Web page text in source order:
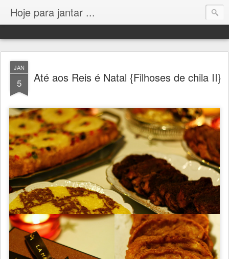
Hoje para jantar ...
JAN
5 Até aos Reis é Natal {Filhoses de chila II}